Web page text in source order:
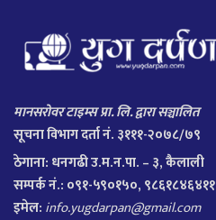
मानसरोवर टाइम्स प्रा. लि. द्वारा सञ्चालित
सूचना विभाग दर्ता नं. ३१११-२०७८/७९
ठेगाना: धनगढी उ.म.न.पा. – ३, कैलाली
सम्पर्क नं.: ०९१-५९०१५०, ९८६१८४६४११
इमेल: info.yugdarpan@gmail.com